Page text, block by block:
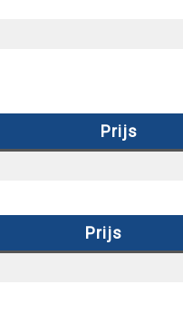
Prijs
Prijs